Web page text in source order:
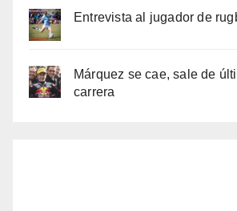
Entrevista al jugador de
Márquez se cae, sale de
carrera